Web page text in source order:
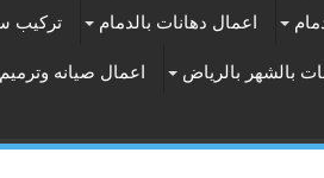
اعمال دهانات بالدمام تركيب
بالشهر بالرياض اعمال صيانه وترميم